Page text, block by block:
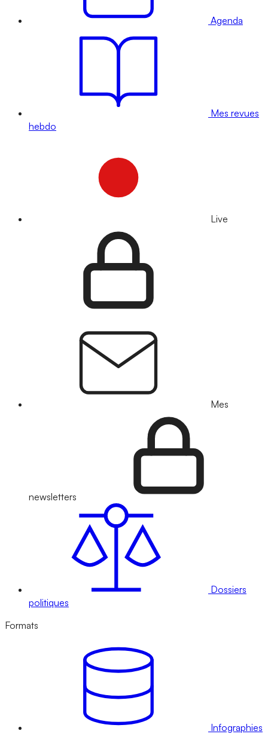
Agenda
Mes revues
hebdo
Live
Mes
newsletters
Dossiers
politiques
Formats
Infographies